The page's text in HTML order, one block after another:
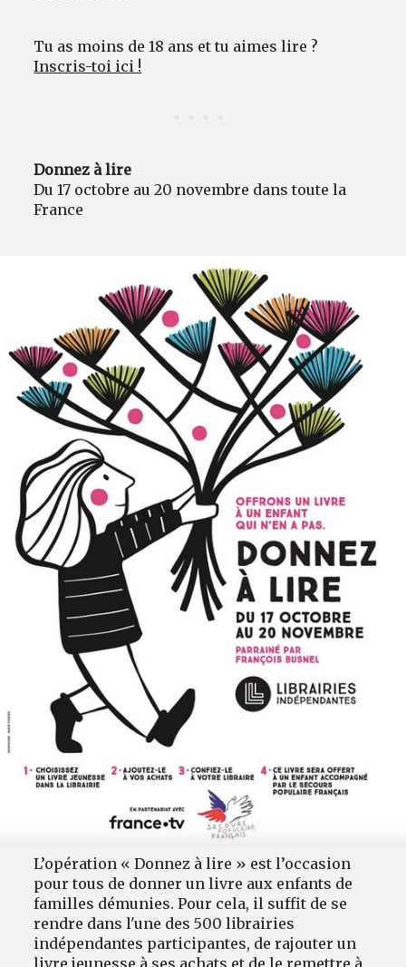
Tu as moins de 18 ans et tu aimes lire ?
Inscris-toi ici !
Donnez à lire
Du 17 octobre au 20 novembre dans toute la
France
L’opération « Donnez à lire » est l’occasion
pour tous de donner un livre aux enfants de
familles démunies. Pour cela, il suffit de se
rendre dans l'une des 500 librairies
indépendantes participantes, de rajouter un